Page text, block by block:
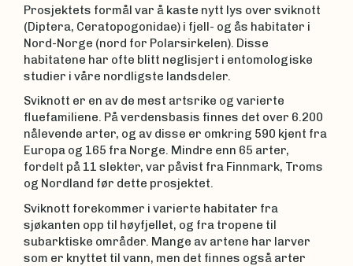
Prosjektets formål var å kaste nytt lys over sviknott
(Diptera, Ceratopogonidae) i fjell- og ås habitater i
Nord-Norge (nord for Polarsirkelen). Disse
habitatene har ofte blitt neglisjert i entomologiske
studier i våre nordligste landsdeler.
Sviknott er en av de mest artsrike og varierte
fluefamiliene. På verdensbasis finnes det over 6.200
nålevende arter, og av disse er omkring 590 kjent fra
Europa og 165 fra Norge. Mindre enn 65 arter,
fordelt på 11 slekter, var påvist fra Finnmark, Troms
og Nordland før dette prosjektet.
Sviknott forekommer i varierte habitater fra
sjøkanten opp til høyfjellet, og fra tropene til
subarktiske områder. Mange av artene har larver
som er knyttet til vann, men det finnes også arter